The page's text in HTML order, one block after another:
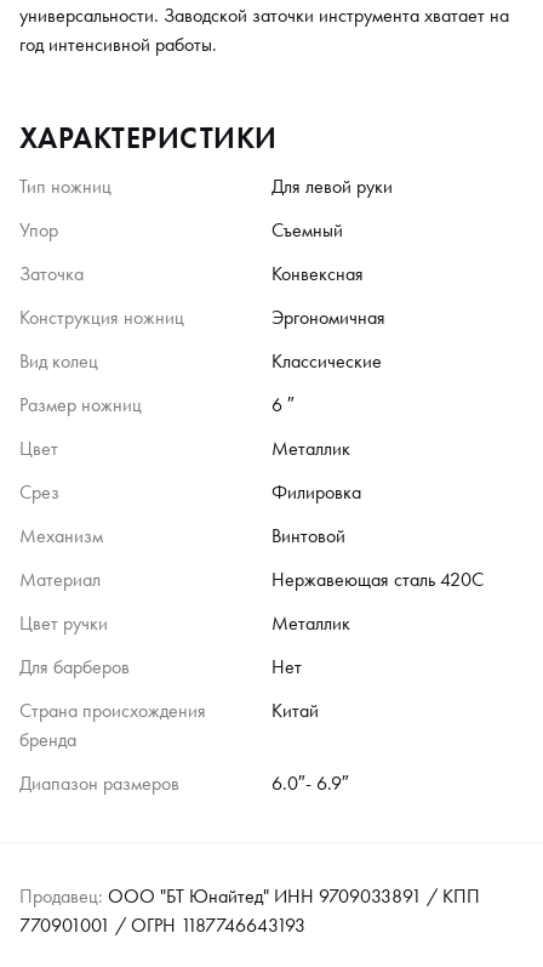
универсальности. Заводской заточки инструмента хватает на
год интенсивной работы.
ХАРАКТЕРИСТИКИ
Тип ножниц
Для левой руки
Упор
Съемный
Заточка
Конвексная
Конструкция ножниц
Эргономичная
Вид колец
Классические
Размер ножниц
6 ″
Цвет
Металлик
Срез
Филировка
Механизм
Винтовой
Материал
Нержавеющая сталь 420C
Цвет ручки
Металлик
Для барберов
Нет
Страна происхождения
бренда
Китай
Диапазон размеров 6.0″- 6.9″
Продавец: ООО "БТ Юнайтед" ИНН 9709033891 / КПП
770901001 / ОГРН 1187746643193